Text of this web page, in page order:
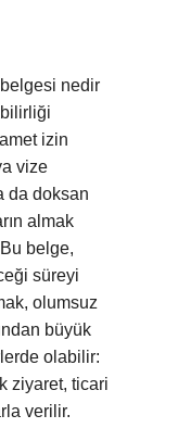
nedir
izin
vize
da doksan
almak
belge,
süreyi
olumsuz
büyük
olabilir:
ziyaret, ticari
verilir.